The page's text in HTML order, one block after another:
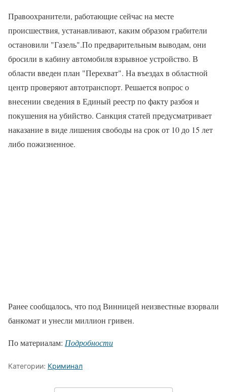
Правоохранители, работающие сейчас на месте
происшествия, устанавливают, каким образом грабители
остановили "Газель".По предварительным выводам, они
бросили в кабину автомобиля взрывное устройство. В
области введен план "Перехват". На въездах в областной
центр проверяют автотранспорт. Решается вопрос о
внесении сведения в Единый реестр по факту разбоя и
покушения на убийство. Санкция статей предусматривает
наказание в виде лишения свободы на срок от 10 до 15 лет
либо пожизненное.
Ранее сообщалось, что под Винницей неизвестные взорвали
банкомат и унесли миллион гривен.
По материалам: Подробности
Категории: Криминал